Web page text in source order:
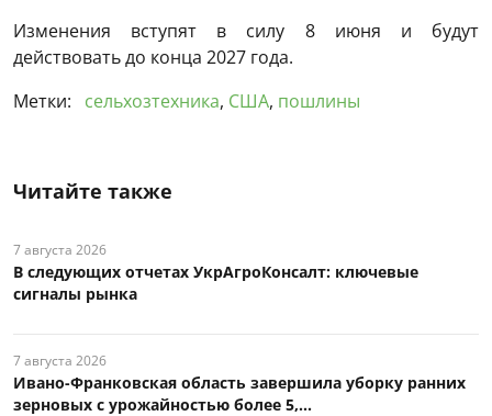
Изменения вступят в силу 8 июня и будут
действовать до конца 2027 года.
Метки:
сельхозтехника, США, пошлины
Читайте также
7 августа 2026
В следующих отчетах УкрАгроКонсалт: ключевые
сигналы рынка
7 августа 2026
Ивано-Франковская область завершила уборку ранних
зерновых с урожайностью более 5,...